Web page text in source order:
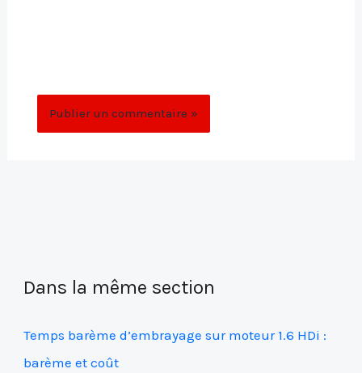
Dans la même section
Temps barème d’embrayage sur moteur 1.6 HDi :
barème et coût